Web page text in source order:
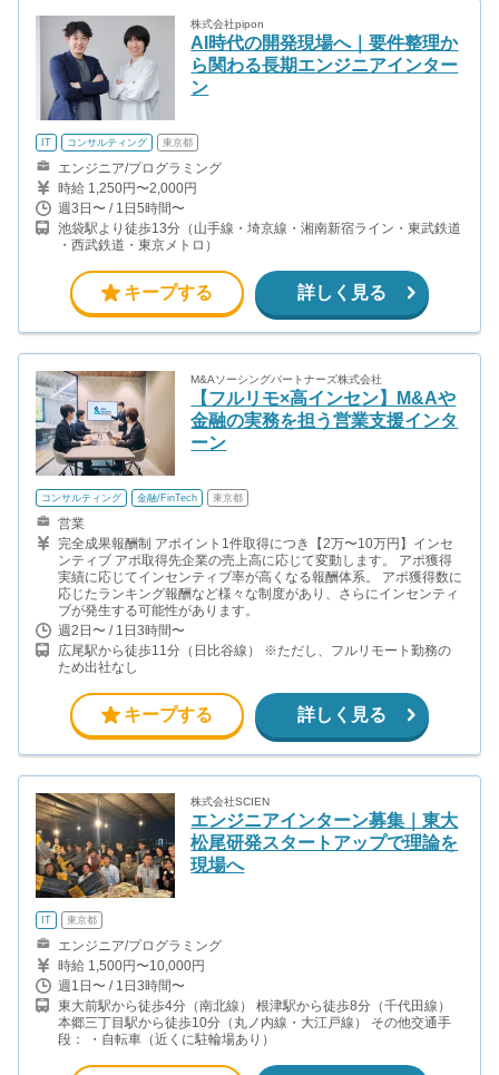
株式会社pipon
AI時代の開発現場へ｜要件整理か
ら関わる長期エンジニアインター
ン
IT コンサルティング 東京都
エンジニア/プログラミング
時給 1,250円〜2,000円
週3日〜 / 1日5時間〜
池袋駅より徒歩13分（山手線・埼京線・湘南新宿ライン・東武鉄道
・西武鉄道・東京メトロ）
キープする 詳しく見る
M&Aソーシングパートナーズ株式会社
【フルリモ×高インセン】M&Aや
金融の実務を担う営業支援インタ
ーン
コンサルティング 金融/FinTech 東京都
営業
完全成果報酬制 アポイント1件取得につき【2万〜10万円】インセ
ンティブ アポ取得先企業の売上高に応じて変動します。 アポ獲得
実績に応じてインセンティブ率が高くなる報酬体系。 アポ獲得数に
応じたランキング報酬など様々な制度があり、さらにインセンティ
ブが発生する可能性があります。
週2日〜 / 1日3時間〜
広尾駅から徒歩11分（日比谷線） ※ただし、フルリモート勤務の
ため出社なし
キープする 詳しく見る
株式会社SCIEN
エンジニアインターン募集｜東大
松尾研発スタートアップで理論を
現場へ
IT 東京都
エンジニア/プログラミング
時給 1,500円〜10,000円
週1日〜 / 1日3時間〜
東大前駅から徒歩4分（南北線） 根津駅から徒歩8分（千代田線）
本郷三丁目駅から徒歩10分（丸ノ内線・大江戸線） その他交通手
段： ・自転車（近くに駐輪場あり）